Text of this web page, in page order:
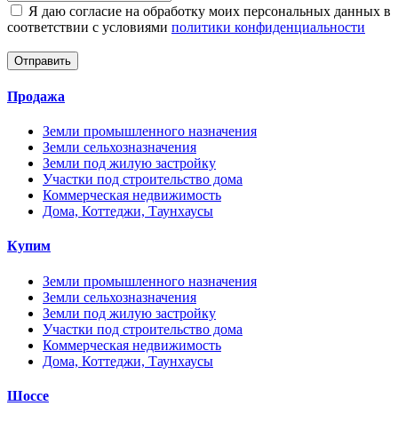
Я даю согласие на обработку моих персональных данных в
соответствии с условиями политики конфиденциальности
Отправить
Продажа
Земли промышленного назначения
Земли сельхозназначения
Земли под жилую застройку
Участки под строительство дома
Коммерческая недвижимость
Дома, Коттеджи, Таунхаусы
Купим
Земли промышленного назначения
Земли сельхозназначения
Земли под жилую застройку
Участки под строительство дома
Коммерческая недвижимость
Дома, Коттеджи, Таунхаусы
Шоссе